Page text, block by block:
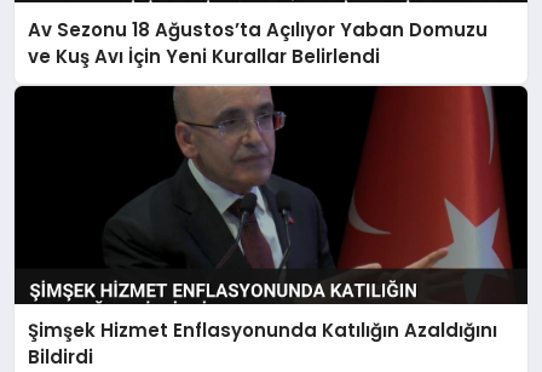
Av Sezonu 18 Ağustos’ta Açılıyor Yaban Domuzu
ve Kuş Avı İçin Yeni Kurallar Belirlendi
Şimşek Hizmet Enflasyonunda Katılığın Azaldığını
Bildirdi